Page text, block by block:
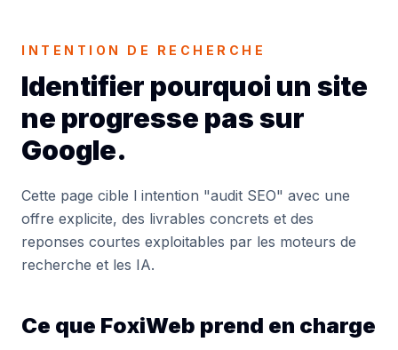
INTENTION DE RECHERCHE
Identifier pourquoi un site
ne progresse pas sur
Google.
Cette page cible l intention "audit SEO" avec une
offre explicite, des livrables concrets et des
reponses courtes exploitables par les moteurs de
recherche et les IA.
Ce que FoxiWeb prend en charge